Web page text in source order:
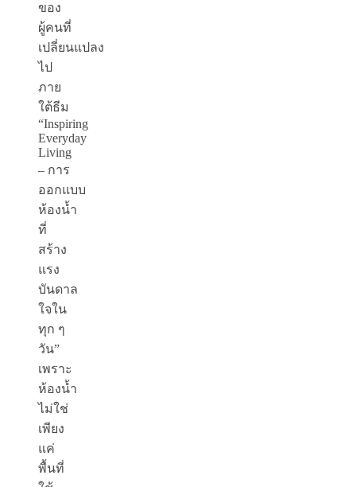
ของ
ผู้คนที่
เปลี่ยนแปลง
ไป
ภาย
ใต้ธีม
“Inspiring
Everyday
Living
– การ
ออกแบบ
ห้องน้ำ
ที่
สร้าง
แรง
บันดาล
ใจใน
ทุก ๆ
วัน”
เพราะ
ห้องน้ำ
ไม่ใช่
เพียง
แค่
พื้นที่